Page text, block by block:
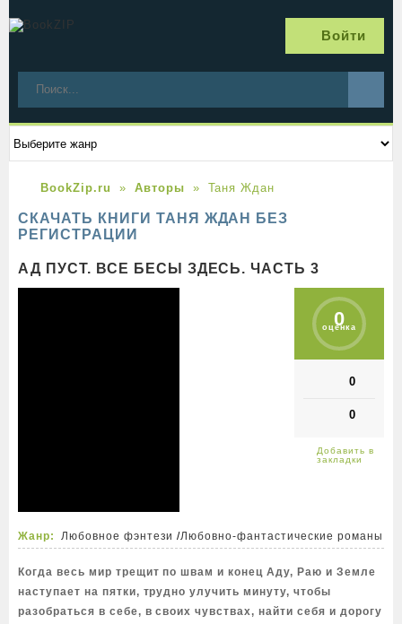
Войти
BookZip.ru Авторы Таня Ждан
СКАЧАТЬ КНИГИ ТАНЯ ЖДАН БЕЗ
РЕГИСТРАЦИИ
АД ПУСТ. ВСЕ БЕСЫ ЗДЕСЬ. ЧАСТЬ 3
0
оценка
0
0
Жанр: Любовное фэнтези /Любовно-фантастические романы
Когда весь мир трещит по швам и конец Аду, Раю и Земле
наступает на пятки, трудно улучить минуту, чтобы
разобраться в себе, в своих чувствах, найти себя и дорогу